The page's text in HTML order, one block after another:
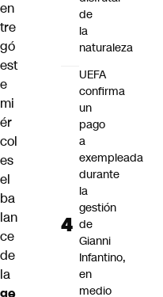
en
tre
gó
est
e
mi
ér
col
es
el
ba
lan
ce
de
la
de
la
naturaleza
UEFA
confirma
un
pago
a
exempleada
durante
la
gestión
de
Gianni
Infantino,
en
medio